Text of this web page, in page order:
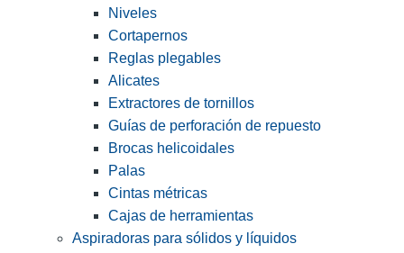
Niveles
Cortapernos
Reglas plegables
Alicates
Extractores de tornillos
Guías de perforación de repuesto
Brocas helicoidales
Palas
Cintas métricas
Cajas de herramientas
Aspiradoras para sólidos y líquidos